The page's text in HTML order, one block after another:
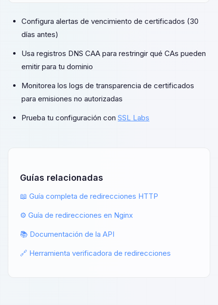
Configura alertas de vencimiento de certificados (30
días antes)
Usa registros DNS CAA para restringir qué CAs pueden
emitir para tu dominio
Monitorea los logs de transparencia de certificados
para emisiones no autorizadas
Prueba tu configuración con SSL Labs
Guías relacionadas
📖 Guía completa de redirecciones HTTP
⚙️ Guía de redirecciones en Nginx
📚 Documentación de la API
🔗 Herramienta verificadora de redirecciones